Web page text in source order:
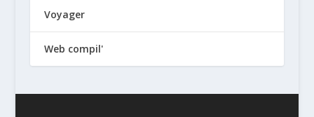
Voyager
Web compil'